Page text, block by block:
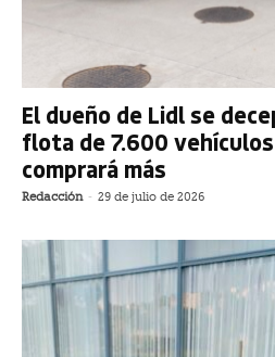
El dueño de Lidl se
flota de 7.600
comprará más
Redacción - 29 de julio de 2026